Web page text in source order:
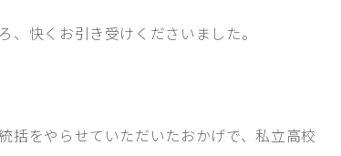
快くお引き受けくださいました。
括をやらせていただいたおかげで、私立高校